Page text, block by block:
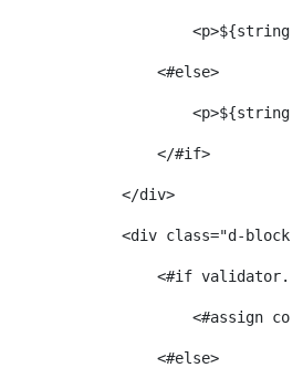
<#else>
</#if>
</div>
<div class="d-
<#if
<#assign
<#else>